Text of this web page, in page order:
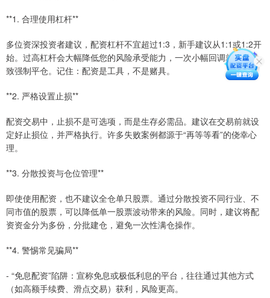
**1. 合理使用杠杆**
多位资深投资者建议，配资杠杆不宜超过1:3，新手建议从1:1或1:2开
始。过高杠杆会大幅降低您的风险承受能力，一次小幅回调就可能导
致强制平仓。记住：配资是工具，不是赌具。
**2. 严格设置止损**
配资交易中，止损不是可选项，而是生存必需品。建议在交易前就设
定好止损位，并严格执行。许多失败案例都源于“再等等看”的侥幸心
理。
**3. 分散投资与仓位管理**
即使使用配资，也不建议全仓单只股票。通过分散投资不同行业、不
同市值的股票，可以降低单一股票波动带来的风险。同时，建议将配
资资金分为多份，分批建仓，避免一次性满仓操作。
**4. 警惕常见骗局**
- “免息配资”陷阱：宣称免息或极低利息的平台，往往通过其他方式
（如高额手续费、滑点交易）获利，风险更高。